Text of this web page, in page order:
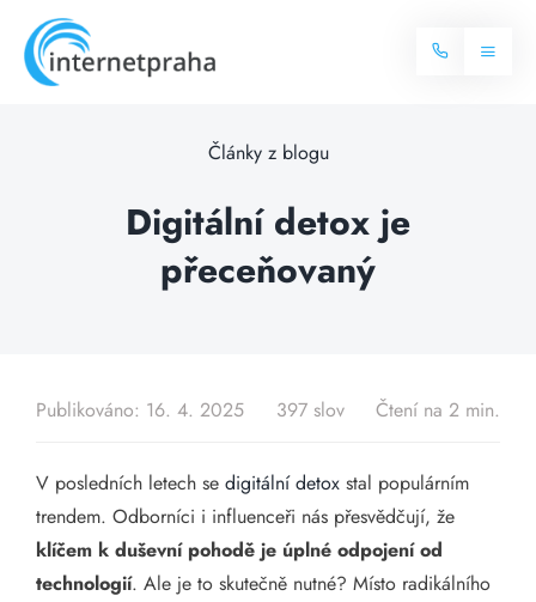
content
Toggle
Balíčky internetu
Televize
Blog
Kontakt
Články z blogu
Digitální detox je
přeceňovaný
Publikováno: 16. 4. 2025 397 slov Čtení na 2 min.
V posledních letech se digitální detox stal populárním
trendem. Odborníci i influenceři nás přesvědčují, že
klíčem k duševní pohodě je úplné odpojení od
technologií. Ale je to skutečně nutné? Místo radikálního